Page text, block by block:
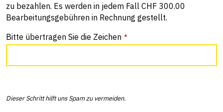
zu bezahlen. Es werden in jedem Fall CHF 300.00
Bearbeitungsgebühren in Rechnung gestellt.
Bitte übertragen Sie die Zeichen *
Dieser Schritt hilft uns Spam zu vermeiden.